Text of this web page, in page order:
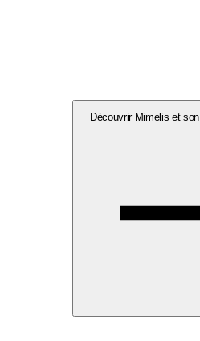
Découvrir Mimelis et